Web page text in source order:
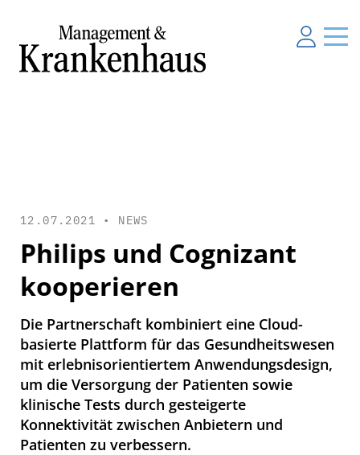
12.07.2021 • NEWS
Philips und Cognizant
kooperieren
Die Partnerschaft kombiniert eine Cloud-
basierte Plattform für das Gesundheitswesen
mit erlebnisorientiertem Anwendungsdesign,
um die Versorgung der Patienten sowie
klinische Tests durch gesteigerte
Konnektivität zwischen Anbietern und
Patienten zu verbessern.